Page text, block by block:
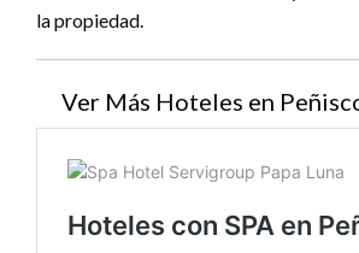
la propiedad.
Ver Más Hoteles en